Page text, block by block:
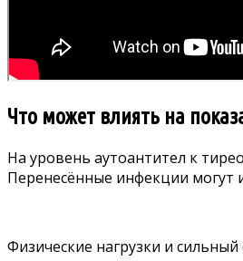
Что может влиять на
На уровень аутоантител к
Перенесённые инфекции могут
Физические нагрузки и